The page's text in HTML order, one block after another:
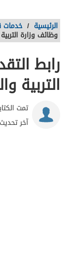
الرئيسية / خدمات
وظائف وزارة
رابط
التربية
تمت
آخر